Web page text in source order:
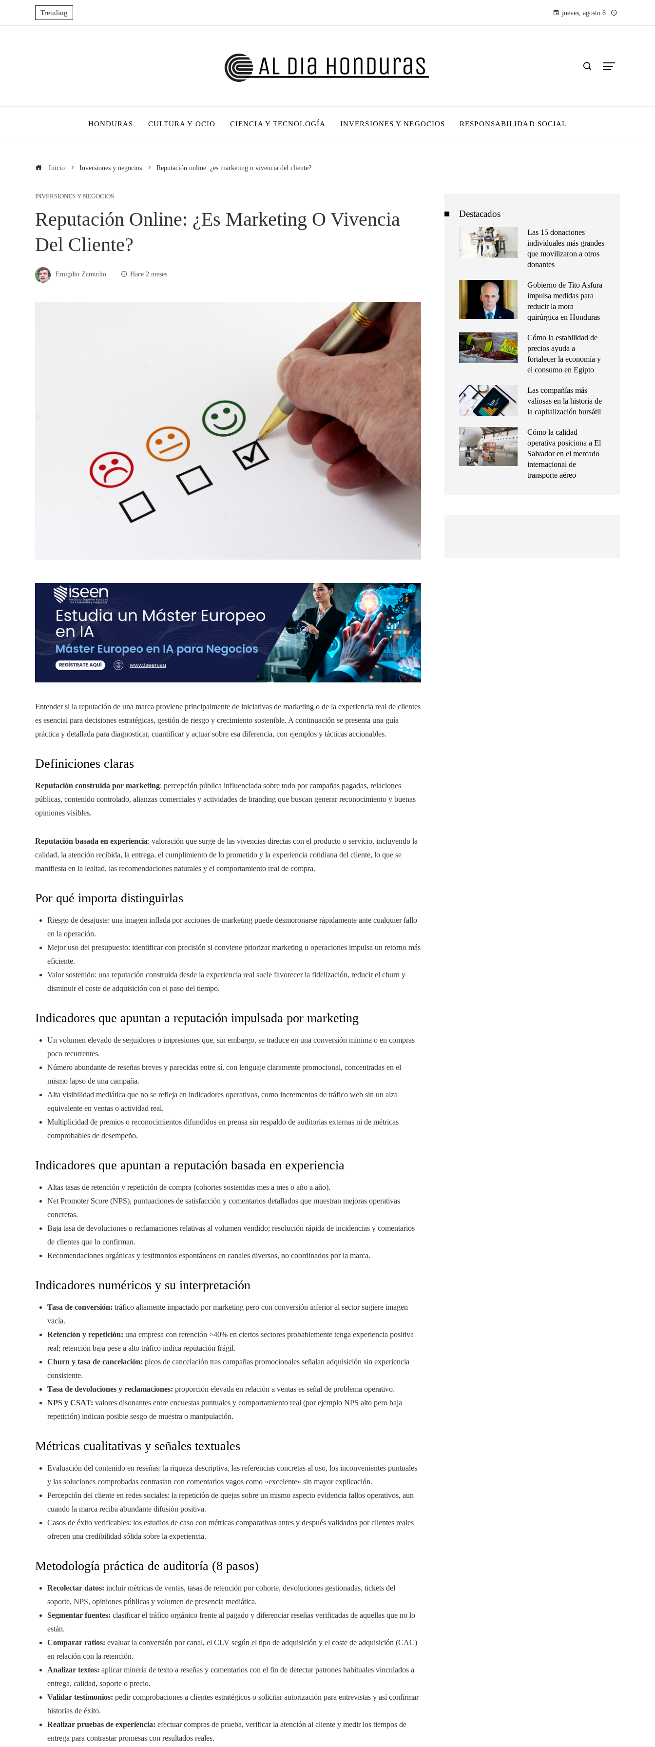
Trending jueves, agosto 6
HONDURAS CULTURA Y OCIO CIENCIA Y TECNOLOGÍA INVERSIONES Y NEGOCIOS RESPONSABILIDAD SOCIAL
Inicio Inversiones y negocios Reputación online: ¿es marketing o vivencia del cliente?
INVERSIONES Y NEGOCIOS
Reputación Online: ¿es Marketing O Vivencia
Del Cliente?
Emigdio Zamudio Hace 2 meses
Entender si la reputación de una marca proviene principalmente de iniciativas de marketing o de la experiencia real de clientes
es esencial para decisiones estratégicas, gestión de riesgo y crecimiento sostenible. A continuación se presenta una guía
práctica y detallada para diagnosticar, cuantificar y actuar sobre esa diferencia, con ejemplos y tácticas accionables.
Definiciones claras
Reputación construida por marketing: percepción pública influenciada sobre todo por campañas pagadas, relaciones
públicas, contenido controlado, alianzas comerciales y actividades de branding que buscan generar reconocimiento y buenas
opiniones visibles.
Reputación basada en experiencia: valoración que surge de las vivencias directas con el producto o servicio, incluyendo la
calidad, la atención recibida, la entrega, el cumplimiento de lo prometido y la experiencia cotidiana del cliente, lo que se
manifiesta en la lealtad, las recomendaciones naturales y el comportamiento real de compra.
Por qué importa distinguirlas
Riesgo de desajuste: una imagen inflada por acciones de marketing puede desmoronarse rápidamente ante cualquier fallo
en la operación.
Mejor uso del presupuesto: identificar con precisión si conviene priorizar marketing u operaciones impulsa un retorno más
eficiente.
Valor sostenido: una reputación construida desde la experiencia real suele favorecer la fidelización, reducir el churn y
disminuir el coste de adquisición con el paso del tiempo.
Indicadores que apuntan a reputación impulsada por marketing
Un volumen elevado de seguidores o impresiones que, sin embargo, se traduce en una conversión mínima o en compras
poco recurrentes.
Número abundante de reseñas breves y parecidas entre sí, con lenguaje claramente promocional, concentradas en el
mismo lapso de una campaña.
Alta visibilidad mediática que no se refleja en indicadores operativos, como incrementos de tráfico web sin un alza
equivalente en ventas o actividad real.
Multiplicidad de premios o reconocimientos difundidos en prensa sin respaldo de auditorías externas ni de métricas
comprobables de desempeño.
Indicadores que apuntan a reputación basada en experiencia
Altas tasas de retención y repetición de compra (cohortes sostenidas mes a mes o año a año).
Net Promoter Score (NPS), puntuaciones de satisfacción y comentarios detallados que muestran mejoras operativas
concretas.
Baja tasa de devoluciones o reclamaciones relativas al volumen vendido; resolución rápida de incidencias y comentarios
de clientes que lo confirman.
Recomendaciones orgánicas y testimonios espontáneos en canales diversos, no coordinados por la marca.
Indicadores numéricos y su interpretación
Tasa de conversión: tráfico altamente impactado por marketing pero con conversión inferior al sector sugiere imagen
vacía.
Retención y repetición: una empresa con retención >40% en ciertos sectores probablemente tenga experiencia positiva
real; retención baja pese a alto tráfico indica reputación frágil.
Churn y tasa de cancelación: picos de cancelación tras campañas promocionales señalan adquisición sin experiencia
consistente.
Tasa de devoluciones y reclamaciones: proporción elevada en relación a ventas es señal de problema operativo.
NPS y CSAT: valores disonantes entre encuestas puntuales y comportamiento real (por ejemplo NPS alto pero baja
repetición) indican posible sesgo de muestra o manipulación.
Métricas cualitativas y señales textuales
Evaluación del contenido en reseñas: la riqueza descriptiva, las referencias concretas al uso, los inconvenientes puntuales
y las soluciones comprobadas contrastan con comentarios vagos como «excelente» sin mayor explicación.
Percepción del cliente en redes sociales: la repetición de quejas sobre un mismo aspecto evidencia fallos operativos, aun
cuando la marca reciba abundante difusión positiva.
Casos de éxito verificables: los estudios de caso con métricas comparativas antes y después validados por clientes reales
ofrecen una credibilidad sólida sobre la experiencia.
Metodología práctica de auditoría (8 pasos)
Recolectar datos: incluir métricas de ventas, tasas de retención por cohorte, devoluciones gestionadas, tickets del
soporte, NPS, opiniones públicas y volumen de presencia mediática.
Segmentar fuentes: clasificar el tráfico orgánico frente al pagado y diferenciar reseñas verificadas de aquellas que no lo
están.
Comparar ratios: evaluar la conversión por canal, el CLV según el tipo de adquisición y el coste de adquisición (CAC)
en relación con la retención.
Analizar textos: aplicar minería de texto a reseñas y comentarios con el fin de detectar patrones habituales vinculados a
entrega, calidad, soporte o precio.
Validar testimonios: pedir comprobaciones a clientes estratégicos o solicitar autorización para entrevistas y así confirmar
historias de éxito.
Realizar pruebas de experiencia: efectuar compras de prueba, verificar la atención al cliente y medir los tiempos de
entrega para contrastar promesas con resultados reales.
Destacados
Las 15 donaciones
individuales más grandes
que movilizaron a otros
donantes
Gobierno de Tito Asfura
impulsa medidas para
reducir la mora
quirúrgica en Honduras
Cómo la estabilidad de
precios ayuda a
fortalecer la economía y
el consumo en Egipto
Las compañías más
valiosas en la historia de
la capitalización bursátil
Cómo la calidad
operativa posiciona a El
Salvador en el mercado
internacional de
transporte aéreo